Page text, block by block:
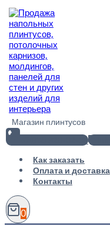
Перейти
содержимому
Магазин плинтусов
+7(812) 920-02-38
Как заказать
Оплата и доставка
Контакты
0